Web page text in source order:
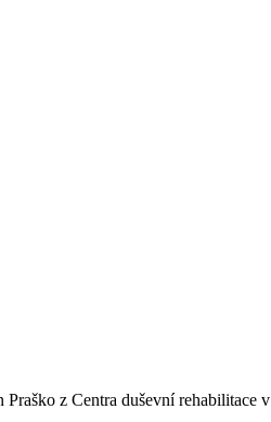
z Centra duševní rehabilitace